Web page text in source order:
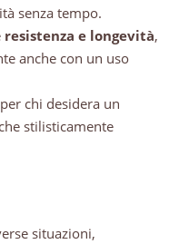
senza tempo.
resistenza e longevità,
anche con un uso
chi desidera un
stilisticamente
situazioni,